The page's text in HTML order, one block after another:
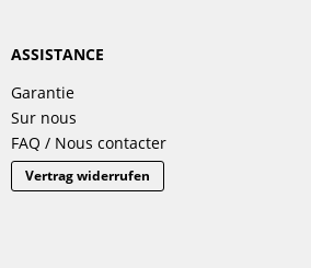
ASSISTANCE
Garantie
Sur nous
FAQ / Nous contacter
Vertrag widerrufen